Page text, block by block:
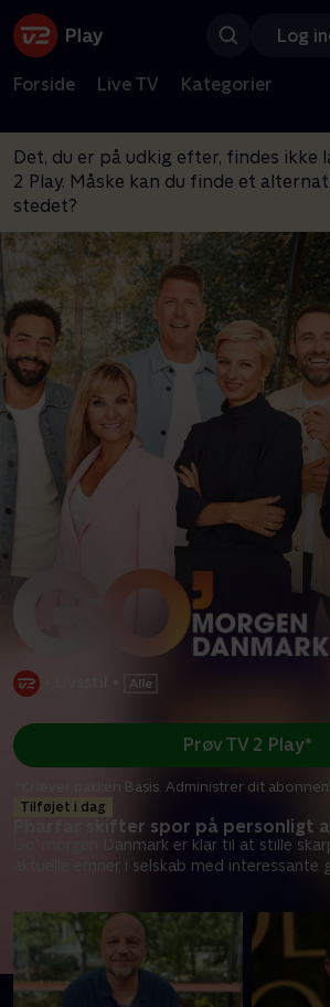
Log
Forside Live TV Kategorier
Det, du er på udkig efter, findes ikke
2 Play. Måske kan du finde et
stedet?
Tilføjet i dag
Pharfar skifter spor på personligt
Go' morgen Danmark er klar til at stille
aktuelle emner i selskab med interessante
Prøv TV 2 Play*
*Kræver pakken Basis. Administrer dit